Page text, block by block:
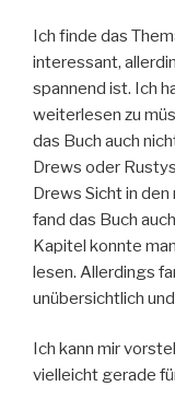
Ich finde das
interessant,
spannend ist. Ich
weiterlesen zu
das Buch auch
Drews oder
Drews Sicht in den
fand das Buch
Kapitel konnte
lesen. Allerdings
unübersichtlich
Ich kann mir
vielleicht gerade